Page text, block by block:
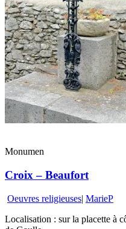
Monumen
Croix – Beaufort
Oeuvres religieuses| MarieP
Localisation : sur la placette à